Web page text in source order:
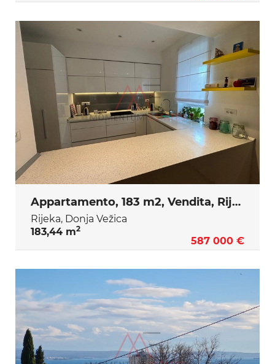
Appartamento, 183 m2, Vendita, Rijeka - Donja Vežica
Rijeka, Donja Vežica
183,44 m2
587 000 €